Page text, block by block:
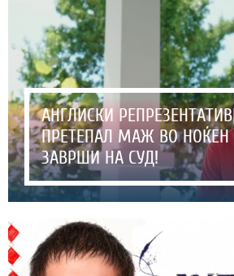
АНГЛИСКИ
ПРЕТЕПАЛ МАЖ ВО НОЌЕН
ЗАВРШИ НА СУД!